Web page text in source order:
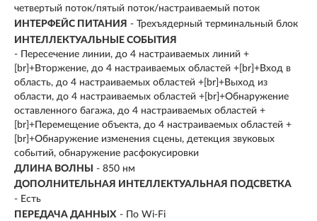
четвертый поток/пятый поток/настраиваемый поток
ИНТЕРФЕЙС ПИТАНИЯ - Трехъядерный терминальный блок
ИНТЕЛЛЕКТУАЛЬНЫЕ СОБЫТИЯ
- Пересечение линии, до 4 настраиваемых линий +
[br]+Вторжение, до 4 настраиваемых областей +[br]+Вход в
область, до 4 настраиваемых областей +[br]+Выход из
области, до 4 настраиваемых областей +[br]+Обнаружение
оставленного багажа, до 4 настраиваемых областей +
[br]+Перемещение объекта, до 4 настраиваемых областей +
[br]+Обнаружение изменения сцены, детекция звуковых
событий, обнаружение расфокусировки
ДЛИНА ВОЛНЫ
- 850 нм
ДОПОЛНИТЕЛЬНАЯ ИНТЕЛЛЕКТУАЛЬНАЯ ПОДСВЕТКА
- Есть
ПЕРЕДАЧА ДАННЫХ - По Wi-Fi